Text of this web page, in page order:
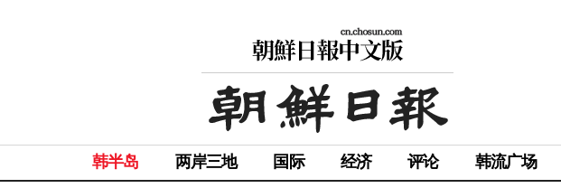
韩半岛 两岸三地 国际 经济 评论 韩流广场